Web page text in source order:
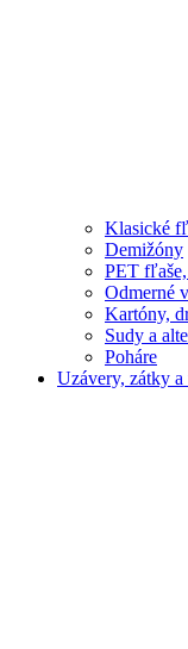
Klasické
Demižóny
PET
Odmerné
Kartóny,
Sudy a
Poháre
Uzávery, zátky a